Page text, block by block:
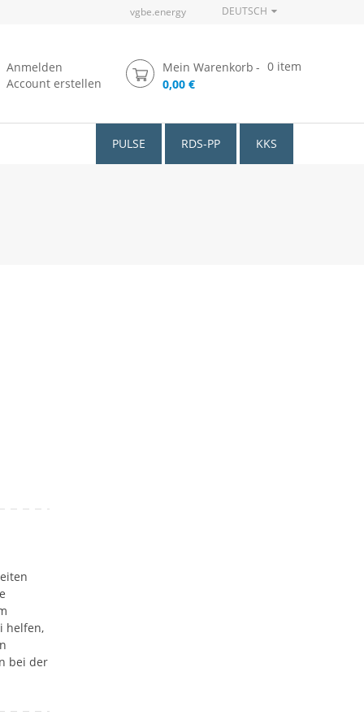
vgbe.energy DEUTSCH
Anmelden
Account erstellen
Mein Warenkorb 0 item
0,00 €
PULSE RDS-PP KKS
helfen,
bei der